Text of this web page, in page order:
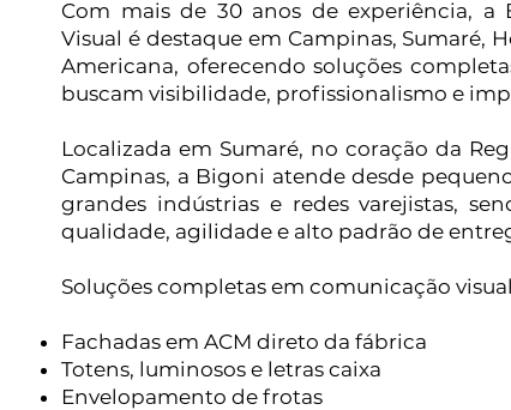
Com mais de 30 anos de experiência, a
Visual é destaque em Campinas, Sumaré,
Americana, oferecendo soluções
buscam visibilidade, profissionalismo e
Localizada em Sumaré, no coração da
Campinas, a Bigoni atende desde
grandes indústrias e redes varejistas,
qualidade, agilidade e alto padrão de
Soluções completas em comunicação
Fachadas em ACM direto da fábrica
Totens, luminosos e letras caixa
Envelopamento de frotas